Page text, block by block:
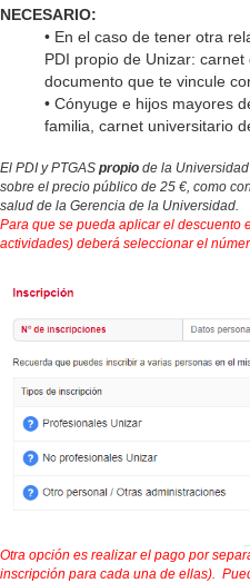
NECESARIO:
• En el caso de tener otra
PDI propio de Unizar:
documento que te vincule
• Cónyuge e hijos mayores
familia, carnet universitario
El PDI y PTGAS propio de la
sobre el precio público de 25 €, como
salud de la Gerencia de la Universidad.
Para que se pueda aplicar el descuento
actividades) deberá seleccionar el
Otra opción es realizar el pago por
inscripción para cada una de ellas).